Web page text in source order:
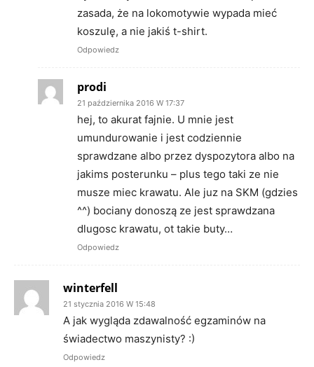
zasada, że na lokomotywie wypada mieć
koszulę, a nie jakiś t-shirt.
Odpowiedz
prodi
21 października 2016 W 17:37
hej, to akurat fajnie. U mnie jest
umundurowanie i jest codziennie
sprawdzane albo przez dyspozytora albo na
jakims posterunku – plus tego taki ze nie
musze miec krawatu. Ale juz na SKM (gdzies
^^) bociany donoszą ze jest sprawdzana
dlugosc krawatu, ot takie buty…
Odpowiedz
winterfell
21 stycznia 2016 W 15:48
A jak wygląda zdawalność egzaminów na
świadectwo maszynisty? :)
Odpowiedz